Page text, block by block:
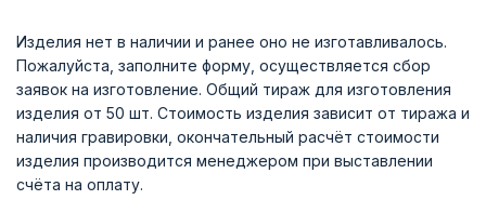
Изделия нет в наличии и ранее оно не изготавливалось.
Пожалуйста, заполните форму, осуществляется сбор
заявок на изготовление. Общий тираж для изготовления
изделия от 50 шт. Стоимость изделия зависит от тиража и
наличия гравировки, окончательный расчёт стоимости
изделия производится менеджером при выставлении
счёта на оплату.